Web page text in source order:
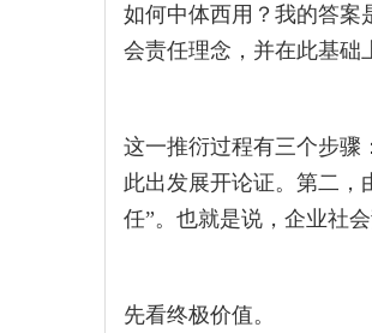
如何中体西用？我的答案
会责任理念，并在此基础
这一推衍过程有三个步骤
此出发展开论证。第二，
任”。也就是说，企业社
先看终极价值。